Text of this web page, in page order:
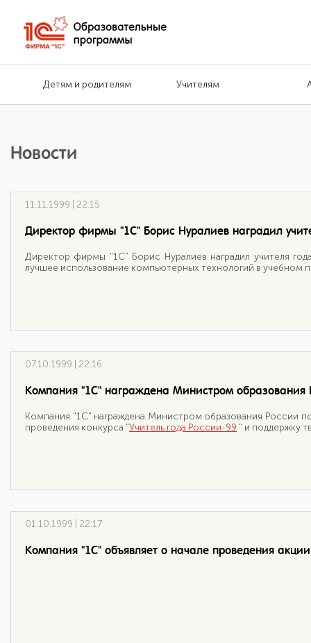
Детям и родителям Учителям
Новости
11.11.1999 | 22:15
Директор фирмы "1С" Борис Нуралиев наградил
Директор фирмы "1С" Борис Нуралиев наградил учителя
лучшее использование компьютерных технологий в учебном
07.10.1999 | 22:16
Компания "1С" награждена Министром образования
Компания "1С" награждена Министром образования России
проведения конкурса "Учитель года России-99 " и поддержку
01.10.1999 | 22:17
Компания "1С" объявляет о начале проведения